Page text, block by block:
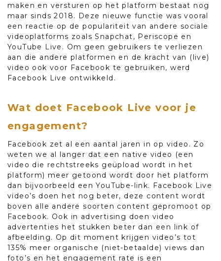
maken en versturen op het platform bestaat nog
maar sinds 2018. Deze nieuwe functie was vooral
een reactie op de populariteit van andere sociale
videoplatforms zoals Snapchat, Periscope en
YouTube Live. Om geen gebruikers te verliezen
aan die andere platformen en de kracht van (live)
video ook voor Facebook te gebruiken, werd
Facebook Live ontwikkeld.
Wat doet Facebook Live voor je
engagement?
Facebook zet al een aantal jaren in op video. Zo
weten we al langer dat een native video (een
video die rechtstreeks geüpload wordt in het
platform) meer getoond wordt door het platform
dan bijvoorbeeld een YouTube-link. Facebook Live
video’s doen het nog beter, deze content wordt
boven alle andere soorten content gepromoot op
Facebook. Ook in advertising doen video
advertenties het stukken beter dan een link of
afbeelding. Op dit moment krijgen video’s tot
135% meer organische (niet-betaalde) views dan
foto’s en het engagement rate is een